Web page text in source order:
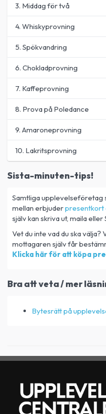
3. Middag för två
4. Whiskyprovning
5. Spökvandring
6. Chokladprovning
7. Kaffeprovning
8. Prova på Poledance
9. Amaroneprovning
10. Lakritsprovning
Sista-minuten-tips!
Samtliga
mellan erbjuderpresentkort
själv kan skriva ut, maila eller
Vet du inte vad du ska
mottagaren själv får
Klicka här för att köpa
Bra att veta / mer
Bytesrätt på